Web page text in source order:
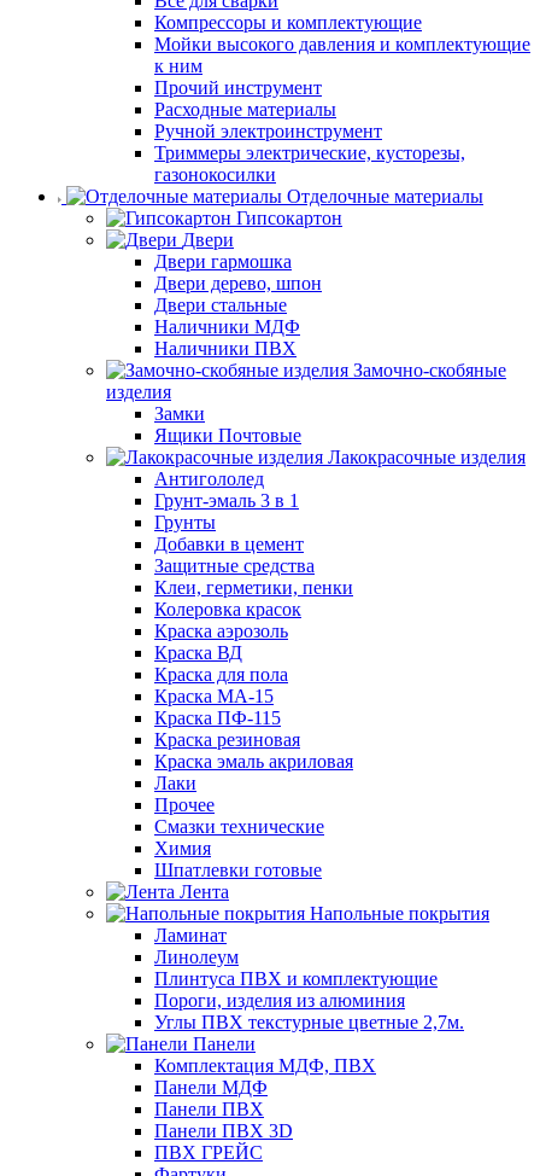
Компрессоры и комплектующие
Мойки высокого давления и комплектующие
к ним
Прочий инструмент
Расходные материалы
Ручной электроинструмент
Триммеры электрические, кусторезы,
газонокосилки
Отделочные материалы
Гипсокартон
Двери
Двери гармошка
Двери дерево, шпон
Двери стальные
Наличники МДФ
Наличники ПВХ
Замочно-скобяные
изделия
Замки
Ящики Почтовые
Лакокрасочные изделия
Антигололед
Грунт-эмаль 3 в 1
Грунты
Добавки в цемент
Защитные средства
Клеи, герметики, пенки
Колеровка красок
Краска аэрозоль
Краска ВД
Краска для пола
Краска МА-15
Краска ПФ-115
Краска резиновая
Краска эмаль акриловая
Лаки
Прочее
Смазки технические
Химия
Шпатлевки готовые
Лента
Напольные покрытия
Ламинат
Линолеум
Плинтуса ПВХ и комплектующие
Пороги, изделия из алюминия
Углы ПВХ текстурные цветные 2,7м.
Панели
Комплектация МДФ, ПВХ
Панели МДФ
Панели ПВХ
Панели ПВХ 3D
ПВХ ГРЕЙС